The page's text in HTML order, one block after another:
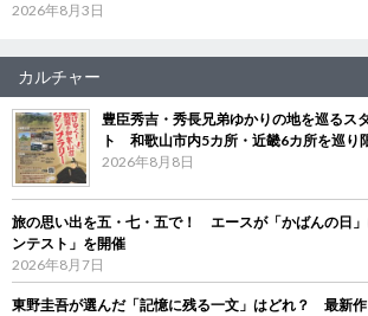
2026年8月3日
カルチャー
豊臣秀吉・秀長兄弟ゆかりの地を巡るス
ト 和歌山市内5カ所・近畿6カ所を巡り
2026年8月8日
旅の思い出を五・七・五で！ エースが「かばんの日
ンテスト」を開催
2026年8月7日
東野圭吾が選んだ「記憶に残る一文」はどれ？ 最新